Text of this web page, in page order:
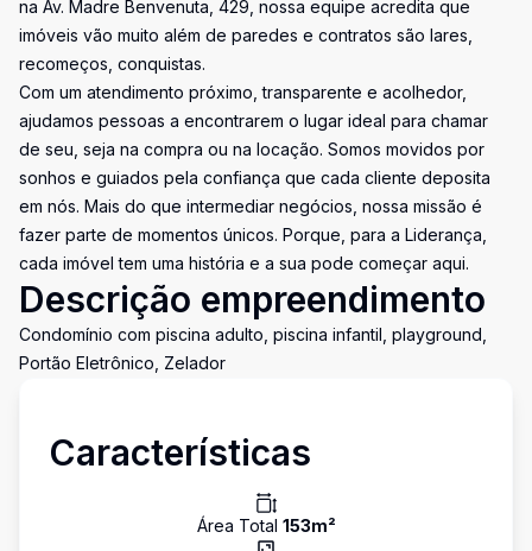
na Av. Madre Benvenuta, 429, nossa equipe acredita que
imóveis vão muito além de paredes e contratos são lares,
recomeços, conquistas.
Com um atendimento próximo, transparente e acolhedor,
ajudamos pessoas a encontrarem o lugar ideal para chamar
de seu, seja na compra ou na locação. Somos movidos por
sonhos e guiados pela confiança que cada cliente deposita
em nós. Mais do que intermediar negócios, nossa missão é
fazer parte de momentos únicos. Porque, para a Liderança,
cada imóvel tem uma história e a sua pode começar aqui.
Descrição empreendimento
Condomínio com piscina adulto, piscina infantil, playground,
Portão Eletrônico, Zelador
Características
Área Total 153m²